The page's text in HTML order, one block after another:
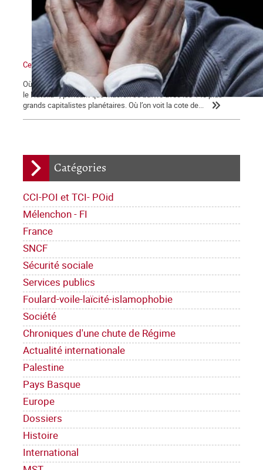
Catégories
CCI-POI et TCI- POid
Mélenchon - FI
France
SNCF
Sécurité sociale
Services publics
Foulard-voile-laïcité-islamophobie
Société
Chroniques d'une chute de Régime
Actualité internationale
Palestine
Pays Basque
Europe
Dossiers
Histoire
International
Ce qui se dessine
Où l’on voit les médias bien mangeants se ruer vers « la ruée sur
le Nutella », pendant que Macron se baffre avec les 140 plus
grands capitalistes planétaires. Où l’on voit la cote de...